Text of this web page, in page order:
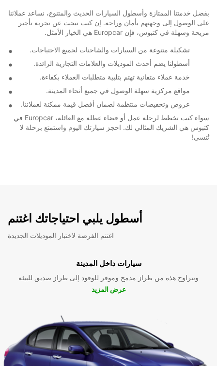
بفضل خدمتنا الممتازة وأسطول السيارات الحديث والمتنوع، نساعد عملائنا
على الوصول إلى وجهتهم بأمان وراحة. إن كنت تبحث عن تجربة تأجير
مريحة وسهلة في كتبوس، فإن Europcar هي الخيار الأمثل.
تشكيلة متنوعة من السيارات والشاحنات لجميع الاحتياجات.
أسطولنا يضم أحدث الموديلات والعلامات التجارية الرائدة.
خدمة عملاء متفانية تهتم بتلبية متطلبات العملاء بكفاءة.
مواقع مركزية سهلة الوصول في جميع أنحاء المدينة.
عروض وتخفيضات منتظمة لضمان أفضل قيمة ممكنة لعملائنا.
سواء كنت تخطط لرحلة عمل أو قضاء عطلة مع العائلة، Europcar في
كتبوس هي الشريك المثالي لك. احجز سيارتك اليوم واستمتع برحلة لا
تُنسى!
أسطول يلبي احتياجاتك اغتنم
اغتنم الفرصة لاختبار الموديلات الجديدة
سيارات داخل المدينة
وتتراوح هذه من طراز مدمج وموفر للوقود إلى طراز صديق للبيئة
عرض المزيد